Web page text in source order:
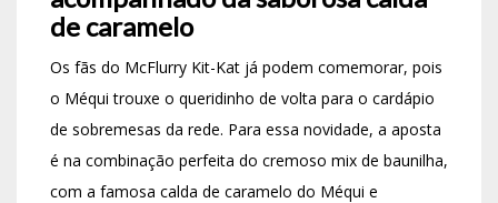
de caramelo
Os fãs do McFlurry Kit-Kat já podem comemorar, pois
o Méqui trouxe o queridinho de volta para o cardápio
de sobremesas da rede. Para essa novidade, a aposta
é na combinação perfeita do cremoso mix de baunilha,
com a famosa calda de caramelo do Méqui e